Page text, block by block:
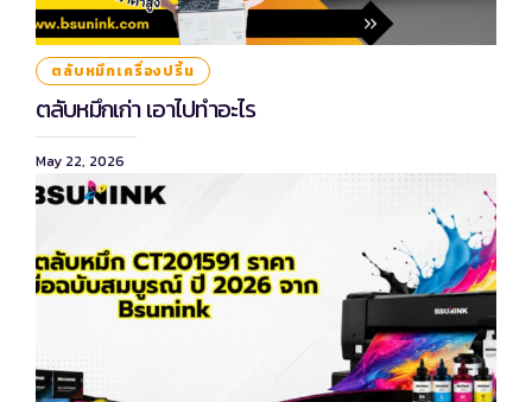
ตลับหมึกเครื่องปริ้น
ตลับหมึกเก่า เอาไปทําอะไร
May 22, 2026